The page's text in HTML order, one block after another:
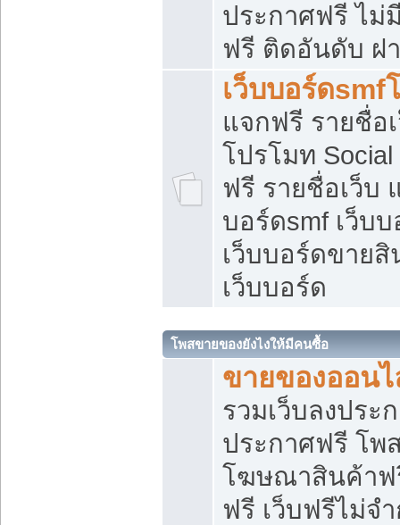
ประกาศฟรี ไม่
ฟรี ติดอันดับ ฝ
เว็บบอร์ดsmf
แจกฟรี รายชื่อ
โปรโมท
ฟรี รายชื่อเว็บ
บอร์ดsmf เว็บ
เว็บบอร์ดขาย
เว็บบอร์ด
โพสขายของยังไงให้มีคนซื้อ
ขายของออน
รวมเว็บลงประ
ประกาศฟรี โพ
โฆษณาสินค้าฟ
ฟรี เว็บฟรีไม่จ